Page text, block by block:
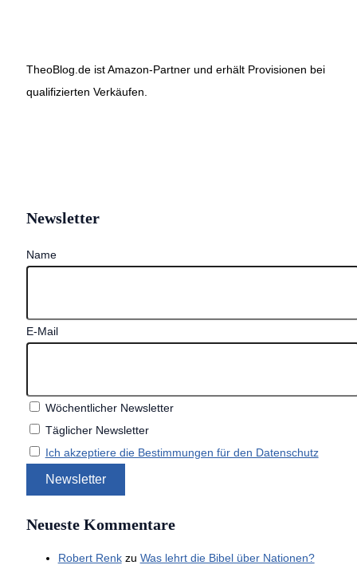
TheoBlog.de ist Amazon-Partner und erhält Provisionen bei
qualifizierten Verkäufen.
Newsletter
Name
E-Mail
Wöchentlicher Newsletter
Täglicher Newsletter
Ich akzeptiere die Bestimmungen für den Datenschutz
Neueste Kommentare
Robert Renkzu Was lehrt die Bibel über Nationen?